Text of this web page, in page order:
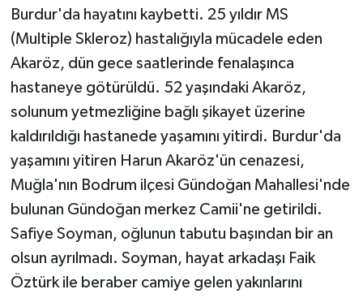
Burdur'da hayatını kaybetti. 25 yıldır MS
(Multiple Skleroz) hastalığıyla mücadele eden
Akaröz, dün gece saatlerinde fenalaşınca
hastaneye götürüldü. 52 yaşındaki Akaröz,
solunum yetmezliğine bağlı şikayet üzerine
kaldırıldığı hastanede yaşamını yitirdi. Burdur'da
yaşamını yitiren Harun Akaröz'ün cenazesi,
Muğla'nın Bodrum ilçesi Gündoğan Mahallesi'nde
bulunan Gündoğan merkez Camii'ne getirildi.
Safiye Soyman, oğlunun tabutu başından bir an
olsun ayrılmadı. Soyman, hayat arkadaşı Faik
Öztürk ile beraber camiye gelen yakınlarını